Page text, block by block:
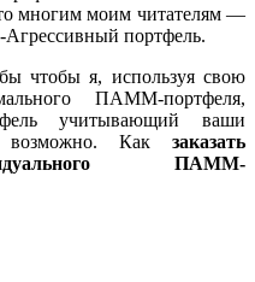
многим моим читателям —
портфель.
чтобы я, используя свою
ПАММ-портфеля,
учитывающий ваши
возможно. Как заказать
ПАММ-